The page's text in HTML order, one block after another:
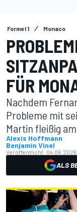
Formel 1 Monaco
FÜR
Nachdem
Probleme mit
Martin fleißig
Alexis Hoffmann
Benjamin Vinel
Veröffentlicht:
ALS